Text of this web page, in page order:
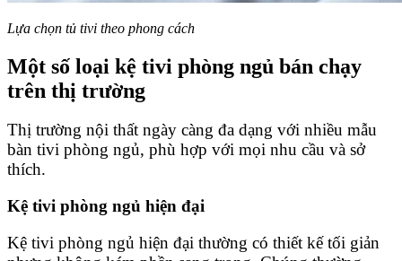
Lựa chọn tủ tivi theo phong cách
Một số loại kệ tivi phòng ngủ bán chạy
trên thị trường
Thị trường nội thất ngày càng đa dạng với nhiều mẫu
bàn tivi phòng ngủ, phù hợp với mọi nhu cầu và sở
thích.
Kệ tivi phòng ngủ hiện đại
Kệ tivi phòng ngủ hiện đại thường có thiết kế tối giản